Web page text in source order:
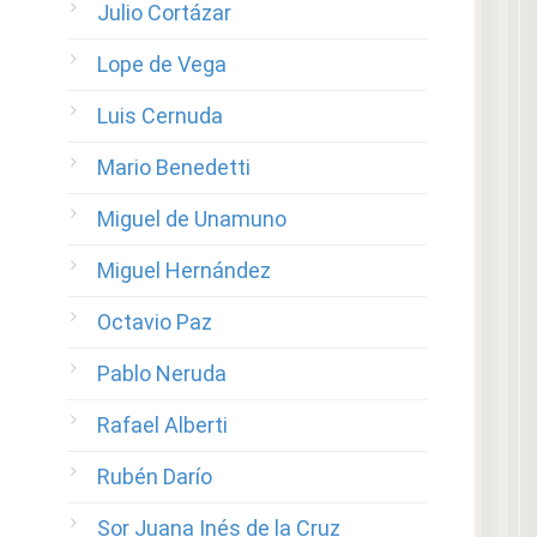
Julio Cortázar
Lope de Vega
Luis Cernuda
Mario Benedetti
Miguel de Unamuno
Miguel Hernández
Octavio Paz
Pablo Neruda
Rafael Alberti
Rubén Darío
Sor Juana Inés de la Cruz